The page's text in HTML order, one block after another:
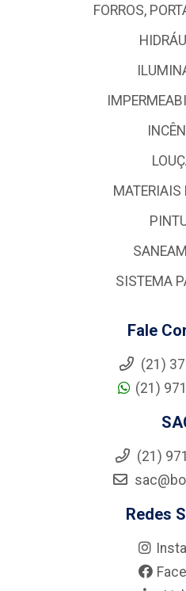
FORROS,
MATERIAIS
SISTEMA
Fale
(21)
(21)
(21)
Redes